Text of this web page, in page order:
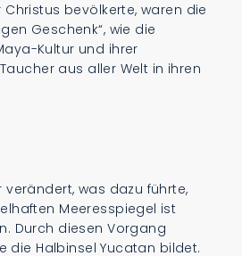
bevölkerte, waren die
Geschenk“, wie die
Kultur und ihrer
aus aller Welt in ihren
was dazu führte,
Meeresspiegel ist
Durch diesen Vorgang
die Halbinsel Yucatan bildet.